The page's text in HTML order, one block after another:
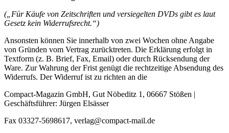
(„Für Käufe von Zeitschriften und versiegelten DVDs gibt es laut
Gesetz kein Widerrufsrecht.“)
Ansonsten können Sie innerhalb von zwei Wochen ohne Angabe
von Gründen vom Vertrag zurücktreten. Die Erklärung erfolgt in
Textform (z. B. Brief, Fax, Email) oder durch Rücksendung der
Ware. Zur Wahrung der Frist genügt die rechtzeitige Absendung des
Widerrufs. Der Widerruf ist zu richten an die
Compact-Magazin GmbH, Gut Nöbeditz 1, 06667 Stößen |
Geschäftsführer: Jürgen Elsässer
Fax 03327-5698617, verlag@compact-mail.de